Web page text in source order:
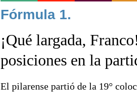
Noticias
Fórmula 1.
¡Qué largada,
posiciones en la
El pilarense partió de la 19°